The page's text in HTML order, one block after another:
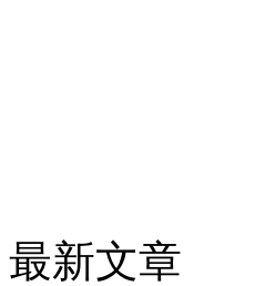
最新文章